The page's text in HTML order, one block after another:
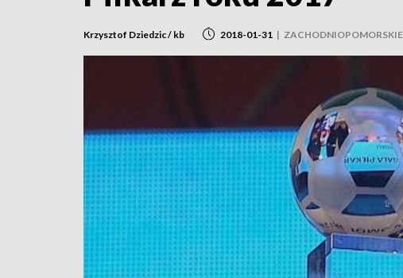
Krzysztof Dziedzic / kb 2018-01-31 | ZACHODNIOPOMORSKIE